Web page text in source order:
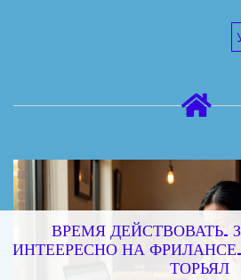
ВРЕМЯ ДЕЙСТВОВАТЬ.
ИНТЕЕРЕСНО НА
ТОРЬЯЛ